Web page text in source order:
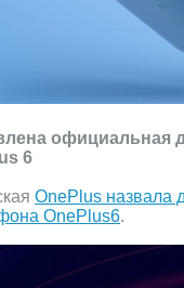
официальная
6
OnePlus назвала
OnePlus6.